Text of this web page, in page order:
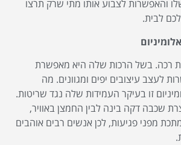
והאפשרות לצבוע אותו מתי שרק תרצו
לבית.
רכה. בשל הרכות שלה היא מאפשרת
לעצב עיצובים יפים ומגוונים. מה
זו בעיקר העמידות שלה נגד שריטות.
שכבה דקה בינה לבין החמצן באוויר,
מפני פגיעות, לכן אנשים רבים אוהבים